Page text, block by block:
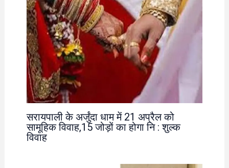
सरायपाली के अर्जुंदा धाम में 21 अप्रैल को
सामूहिक विवाह,15 जोड़ों का होगा नि : शुल्क
विवाह